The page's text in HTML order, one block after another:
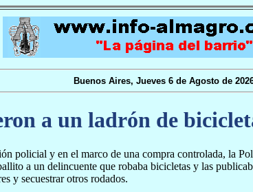
Buenos Aires, Jueves 6 de Agosto de
a un ladrón de
policial y en el marco de una compra controlada, la
a un delincuente que robaba bicicletas y las
y secuestrar otros rodados.